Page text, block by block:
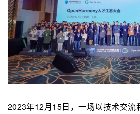
2023年12月15日，一场以技术交